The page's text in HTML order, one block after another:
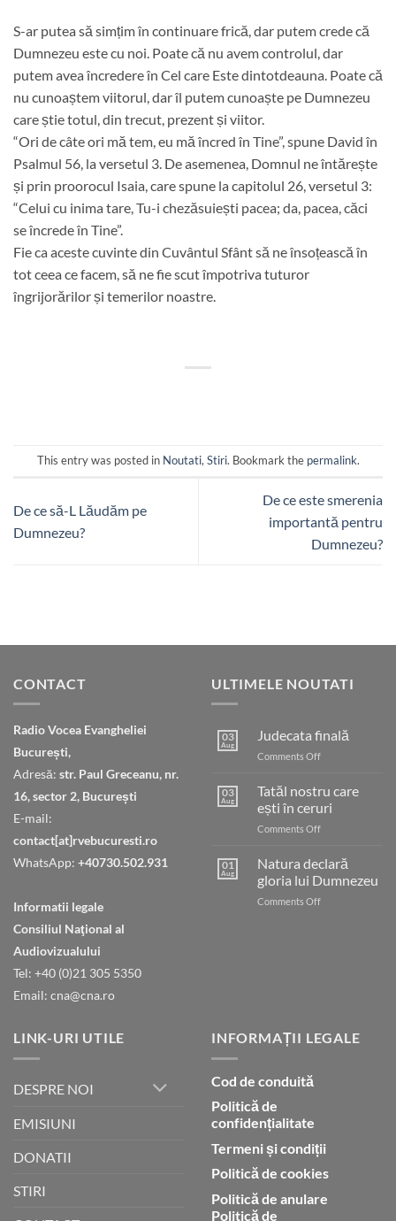
S-ar putea să simțim în continuare frică, dar putem crede că
Dumnezeu este cu noi. Poate că nu avem controlul, dar
putem avea încredere în Cel care Este dintotdeauna. Poate că
nu cunoaștem viitorul, dar îl putem cunoaște pe Dumnezeu
care știe totul, din trecut, prezent și viitor.
“Ori de câte ori mă tem, eu mă încred în Tine”, spune David în
Psalmul 56, la versetul 3. De asemenea, Domnul ne întărește
și prin proorocul Isaia, care spune la capitolul 26, versetul 3:
“Celui cu inima tare, Tu-i chezăsuiești pacea; da, pacea, căci
se încrede în Tine”.
Fie ca aceste cuvinte din Cuvântul Sfânt să ne însoțească în
tot ceea ce facem, să ne fie scut împotriva tuturor
îngrijorărilor și temerilor noastre.
This entry was posted in Noutati, Stiri. Bookmark the permalink.
De ce să-L Lăudăm pe
Dumnezeu?
De ce este smerenia
importantă pentru
Dumnezeu?
CONTACT
Radio Vocea Evangheliei
București,
Adresă: str. Paul Greceanu, nr.
16, sector 2, București
E-mail:
contact[at]rvebucuresti.ro
WhatsApp: +40730.502.931
Informatii legale
Consiliul Naţional al
Audiovizualului
Tel: +40 (0)21 305 5350
Email: cna@cna.ro
ULTIMELE NOUTATI
03
Aug
Judecata finală
Comments Offon
03
Aug
Tatăl nostru care
ești în ceruri
Comments Offon
nostru
ești
în
01
Aug
Natura declară
gloria lui Dumnezeu
Comments Offon
LINK-URI UTILE
DESPRE NOI
EMISIUNI
DONATII
STIRI
INFORMAȚII LEGALE
Cod de conduită
Politică de
confidențialitate
Termeni și condiții
Politică de cookies
Politică de anulare
Politică de